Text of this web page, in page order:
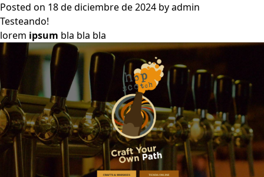
Posted on 18 de diciembre de 2024 byadmin
Testeando!
lorem ipsum bla bla bla